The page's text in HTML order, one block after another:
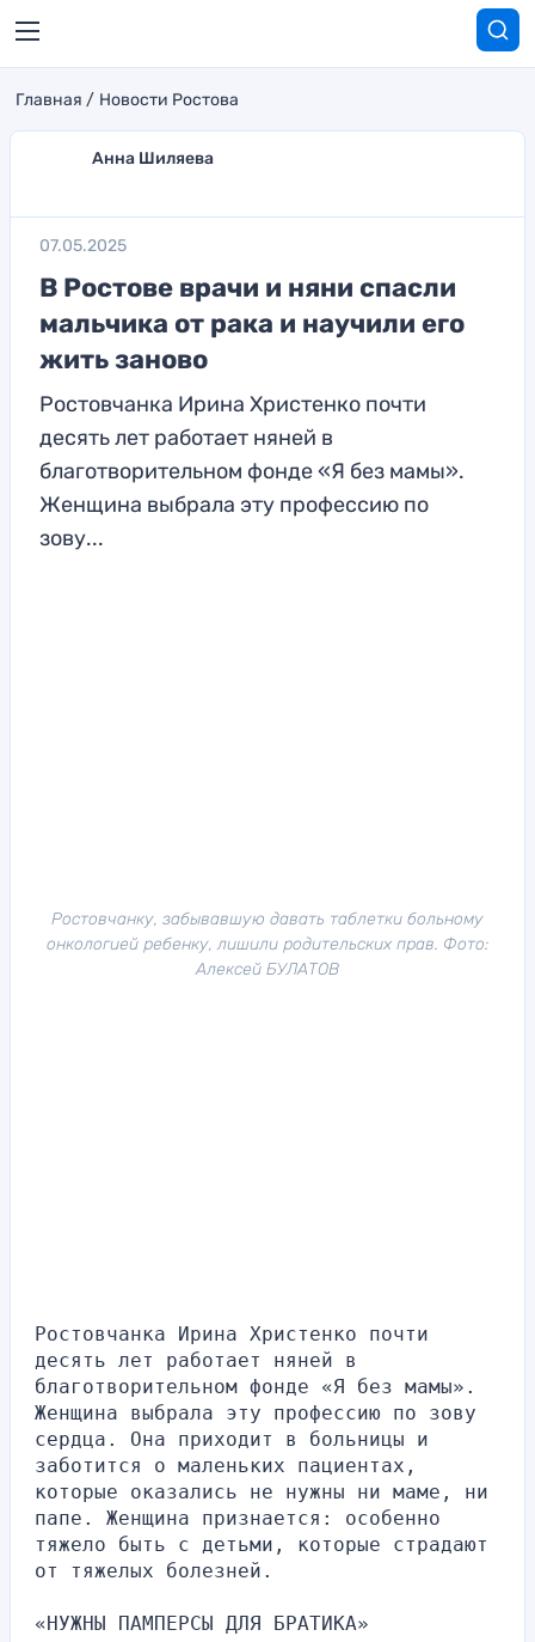
Главная Новости Ростова
Анна Шиляева
07.05.2025
В Ростове врачи и няни спасли
мальчика от рака и научили его
жить заново
Ростовчанка Ирина Христенко почти
десять лет работает няней в
благотворительном фонде «Я без мамы».
Женщина выбрала эту профессию по
зову...
Ростовчанку, забывавшую давать таблетки больному
онкологией ребенку, лишили родительских прав. Фото:
Алексей БУЛАТОВ
Ростовчанка Ирина Христенко почти
десять лет работает няней в
благотворительном фонде «Я без мамы».
Женщина выбрала эту профессию по зову
сердца. Она приходит в больницы и
заботится о маленьких пациентах,
которые оказались не нужны ни маме, ни
папе. Женщина признается: особенно
тяжело быть с детьми, которые страдают
от тяжелых болезней.
«НУЖНЫ ПАМПЕРСЫ ДЛЯ БРАТИКА»